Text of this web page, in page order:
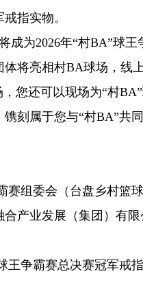
指实物。
为2026年“村BA”球王
将亮相村BA球场，线
还可以现场为“村BA”
刻属于您与“村BA”共同
组委会（台盘乡村篮球
产业发展（集团）有限
争霸赛总决赛冠军戒指